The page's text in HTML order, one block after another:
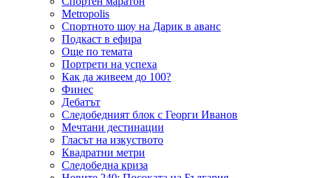
Metropolis
Спортното шоу на Дарик в аванс
Подкаст в ефира
Още по темата
Портрети на успеха
Как да живеем до 100?
Финес
Дебатът
Следобедният блок с Георги Иванов
Мечтани дестинации
Гласът на изкуството
Квадратни метри
Следобедна криза